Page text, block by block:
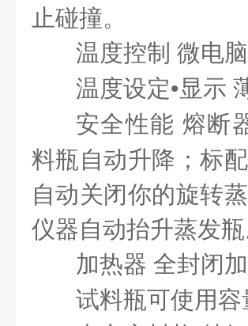
止碰撞。
温度控制 微电
温度设定•显示
安全性能 熔断
料瓶自动升降；标
自动关闭你的旋转
仪器自动抬升蒸发瓶
加热器 全封闭
试料瓶可使用容